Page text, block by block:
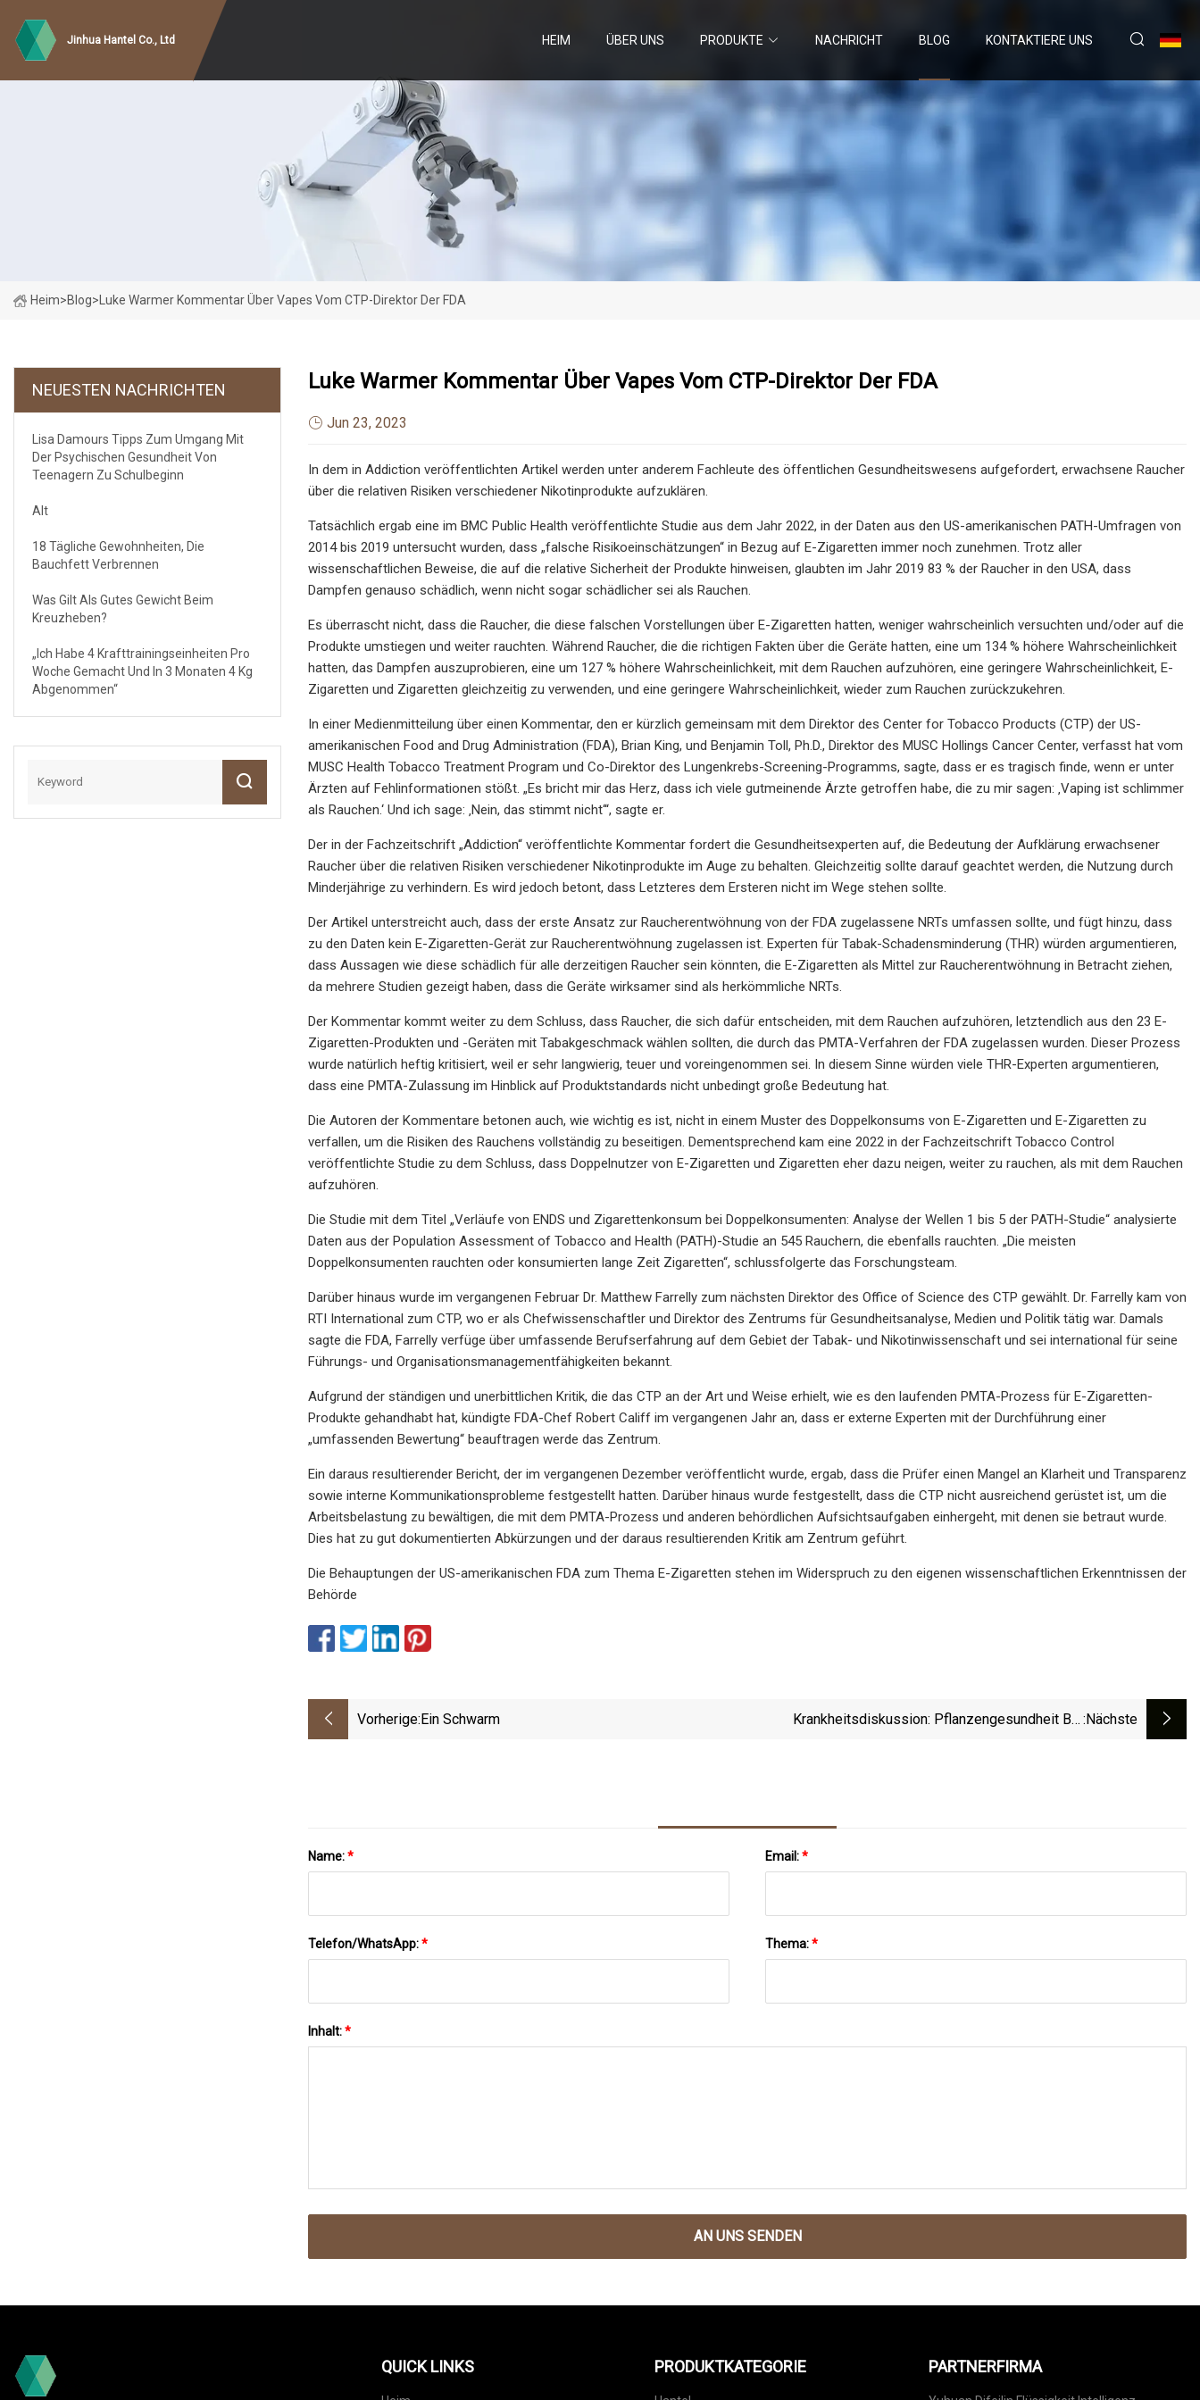
Jinhua Hantel Co., Ltd HEIM ÜBER UNS PRODUKTE NACHRICHT BLOG KONTAKTIERE UNS
Heim>Blog> Luke Warmer Kommentar Über Vapes Vom CTP-Direktor Der FDA
NEUESTEN NACHRICHTEN
Lisa Damours Tipps Zum Umgang Mit
Der Psychischen Gesundheit Von
Teenagern Zu Schulbeginn
Alt
18 Tägliche Gewohnheiten, Die
Bauchfett Verbrennen
Was Gilt Als Gutes Gewicht Beim
Kreuzheben?
„Ich Habe 4 Krafttrainingseinheiten Pro
Woche Gemacht Und In 3 Monaten 4 Kg
Abgenommen“
Luke Warmer Kommentar Über Vapes Vom CTP-Direktor Der FDA
Jun 23, 2023
In dem in Addiction veröffentlichten Artikel werden unter anderem Fachleute des öffentlichen Gesundheitswesens aufgefordert, erwachsene Raucher
über die relativen Risiken verschiedener Nikotinprodukte aufzuklären.
Tatsächlich ergab eine im BMC Public Health veröffentlichte Studie aus dem Jahr 2022, in der Daten aus den US-amerikanischen PATH-Umfragen von
2014 bis 2019 untersucht wurden, dass „falsche Risikoeinschätzungen“ in Bezug auf E-Zigaretten immer noch zunehmen. Trotz aller
wissenschaftlichen Beweise, die auf die relative Sicherheit der Produkte hinweisen, glaubten im Jahr 2019 83 % der Raucher in den USA, dass
Dampfen genauso schädlich, wenn nicht sogar schädlicher sei als Rauchen.
Es überrascht nicht, dass die Raucher, die diese falschen Vorstellungen über E-Zigaretten hatten, weniger wahrscheinlich versuchten und/oder auf die
Produkte umstiegen und weiter rauchten. Während Raucher, die die richtigen Fakten über die Geräte hatten, eine um 134 % höhere Wahrscheinlichkeit
hatten, das Dampfen auszuprobieren, eine um 127 % höhere Wahrscheinlichkeit, mit dem Rauchen aufzuhören, eine geringere Wahrscheinlichkeit, E-
Zigaretten und Zigaretten gleichzeitig zu verwenden, und eine geringere Wahrscheinlichkeit, wieder zum Rauchen zurückzukehren.
In einer Medienmitteilung über einen Kommentar, den er kürzlich gemeinsam mit dem Direktor des Center for Tobacco Products (CTP) der US-
amerikanischen Food and Drug Administration (FDA), Brian King, und Benjamin Toll, Ph.D., Direktor des MUSC Hollings Cancer Center, verfasst hat vom
MUSC Health Tobacco Treatment Program und Co-Direktor des Lungenkrebs-Screening-Programms, sagte, dass er es tragisch finde, wenn er unter
Ärzten auf Fehlinformationen stößt. „Es bricht mir das Herz, dass ich viele gutmeinende Ärzte getroffen habe, die zu mir sagen: ‚Vaping ist schlimmer
als Rauchen.‘ Und ich sage: ‚Nein, das stimmt nicht‘“, sagte er.
Der in der Fachzeitschrift „Addiction“ veröffentlichte Kommentar fordert die Gesundheitsexperten auf, die Bedeutung der Aufklärung erwachsener
Raucher über die relativen Risiken verschiedener Nikotinprodukte im Auge zu behalten. Gleichzeitig sollte darauf geachtet werden, die Nutzung durch
Minderjährige zu verhindern. Es wird jedoch betont, dass Letzteres dem Ersteren nicht im Wege stehen sollte.
Der Artikel unterstreicht auch, dass der erste Ansatz zur Raucherentwöhnung von der FDA zugelassene NRTs umfassen sollte, und fügt hinzu, dass
zu den Daten kein E-Zigaretten-Gerät zur Raucherentwöhnung zugelassen ist. Experten für Tabak-Schadensminderung (THR) würden argumentieren,
dass Aussagen wie diese schädlich für alle derzeitigen Raucher sein könnten, die E-Zigaretten als Mittel zur Raucherentwöhnung in Betracht ziehen,
da mehrere Studien gezeigt haben, dass die Geräte wirksamer sind als herkömmliche NRTs.
Der Kommentar kommt weiter zu dem Schluss, dass Raucher, die sich dafür entscheiden, mit dem Rauchen aufzuhören, letztendlich aus den 23 E-
Zigaretten-Produkten und -Geräten mit Tabakgeschmack wählen sollten, die durch das PMTA-Verfahren der FDA zugelassen wurden. Dieser Prozess
wurde natürlich heftig kritisiert, weil er sehr langwierig, teuer und voreingenommen sei. In diesem Sinne würden viele THR-Experten argumentieren,
dass eine PMTA-Zulassung im Hinblick auf Produktstandards nicht unbedingt große Bedeutung hat.
Die Autoren der Kommentare betonen auch, wie wichtig es ist, nicht in einem Muster des Doppelkonsums von E-Zigaretten und E-Zigaretten zu
verfallen, um die Risiken des Rauchens vollständig zu beseitigen. Dementsprechend kam eine 2022 in der Fachzeitschrift Tobacco Control
veröffentlichte Studie zu dem Schluss, dass Doppelnutzer von E-Zigaretten und Zigaretten eher dazu neigen, weiter zu rauchen, als mit dem Rauchen
aufzuhören.
Die Studie mit dem Titel „Verläufe von ENDS und Zigarettenkonsum bei Doppelkonsumenten: Analyse der Wellen 1 bis 5 der PATH-Studie“ analysierte
Daten aus der Population Assessment of Tobacco and Health (PATH)-Studie an 545 Rauchern, die ebenfalls rauchten. „Die meisten
Doppelkonsumenten rauchten oder konsumierten lange Zeit Zigaretten“, schlussfolgerte das Forschungsteam.
Darüber hinaus wurde im vergangenen Februar Dr. Matthew Farrelly zum nächsten Direktor des Office of Science des CTP gewählt. Dr. Farrelly kam von
RTI International zum CTP, wo er als Chefwissenschaftler und Direktor des Zentrums für Gesundheitsanalyse, Medien und Politik tätig war. Damals
sagte die FDA, Farrelly verfüge über umfassende Berufserfahrung auf dem Gebiet der Tabak- und Nikotinwissenschaft und sei international für seine
Führungs- und Organisationsmanagementfähigkeiten bekannt.
Aufgrund der ständigen und unerbittlichen Kritik, die das CTP an der Art und Weise erhielt, wie es den laufenden PMTA-Prozess für E-Zigaretten-
Produkte gehandhabt hat, kündigte FDA-Chef Robert Califf im vergangenen Jahr an, dass er externe Experten mit der Durchführung einer
„umfassenden Bewertung“ beauftragen werde das Zentrum.
Ein daraus resultierender Bericht, der im vergangenen Dezember veröffentlicht wurde, ergab, dass die Prüfer einen Mangel an Klarheit und Transparenz
sowie interne Kommunikationsprobleme festgestellt hatten. Darüber hinaus wurde festgestellt, dass die CTP nicht ausreichend gerüstet ist, um die
Arbeitsbelastung zu bewältigen, die mit dem PMTA-Prozess und anderen behördlichen Aufsichtsaufgaben einhergeht, mit denen sie betraut wurde.
Dies hat zu gut dokumentierten Abkürzungen und der daraus resultierenden Kritik am Zentrum geführt.
Die Behauptungen der US-amerikanischen FDA zum Thema E-Zigaretten stehen im Widerspruch zu den eigenen wissenschaftlichen Erkenntnissen der
Behörde
Vorherige:Ein Schwarm
Krankheitsdiskussion: Pflanzengesundheit Bei :nächste
Name:* Email:*
Telefon/WhatsApp:* Thema:*
Inhalt:*
AN UNS SENDEN
QUICK LINKS PRODUKTKATEGORIE PARTNERFIRMA